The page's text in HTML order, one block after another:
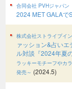
合同会社 PVHジャパン
2024 MET GALAで
株式会社ストライプイ
ァッション&占い
ル対談『2024年夏
ラッキーモチーフやカ
発売～ (2024.5)